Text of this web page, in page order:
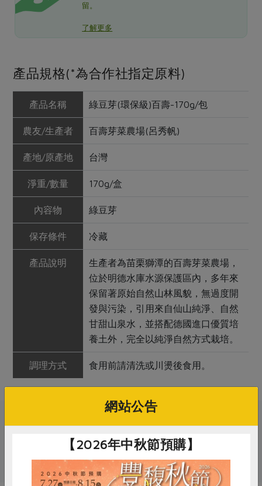
留。
了解更多
產品規格(*為合作社指定原料)
產品名稱 綠豆芽(環保級)百壽-170g/包
農友/生產者 百壽芽菜農場(呂秀帆)
產地/原產地 台灣
淨重/數量 170g/盒
內容物 綠豆芽
保存條件 冷藏
產品說明
生產者為苗栗獅潭的百壽芽菜農場，
位於明德水庫水源保護區內，多年來
保留著原始自然山林風貌，無過度開
發與污染，引用來自仙山純淨、自然
甘甜山泉水，並搭配德國進口優質培
養土外，完全以純淨自然方式栽培。
調理方式 食用前請清洗或川燙後食用。
關鍵字
# 豆芽菜 # 綠豆
網站公告
【2026年中秋節預購】